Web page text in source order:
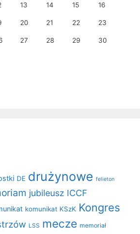
13 14 15 16
20 21 22 23
27 28 29 30
DE drużynowe felieton
jubileusz ICCF
komunikat KSzK Kongres
LSS mecze memoriał